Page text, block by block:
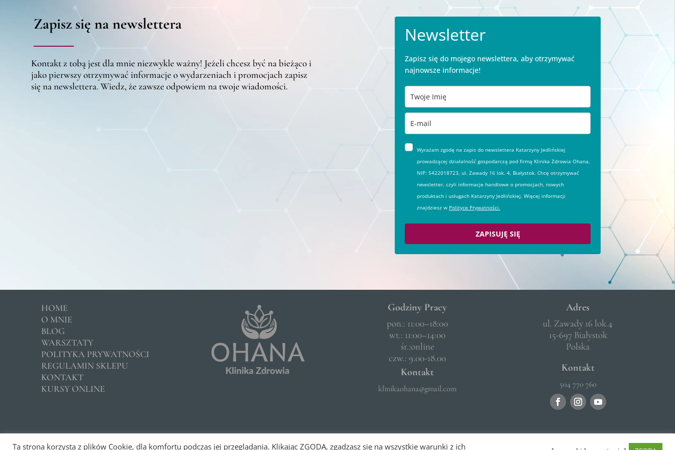
Zapisz się na newslettera
Kontakt z tobą jest dla mnie niezwykle ważny! Jeżeli chcesz być na bieżąco i
jako pierwszy otrzymywać informacje o wydarzeniach i promocjach zapisz
się na newslettera. Wiedz, że zawsze odpowiem na twoje wiadomości.
Newsletter
Zapisz się do mojego newslettera, aby otrzymywać
najnowsze informacje!
Wyrażam zgodę na zapis do newslettera Katarzyny Jedlińskiej
prowadzącej działalność gospodarczą pod firmą Klinika Zdrowia Ohana,
NIP: 5422018723, ul. Zawady 16 lok. 4, Białystok. Chcę otrzymywać
newsletter, czyli informacje handlowe o promocjach, nowych
produktach i usługach Katarzyny Jedlińskiej. Więcej informacji
znajdziesz w Polityce Prywatności.
ZAPISUJĘ SIĘ
HOME
O MNIE
BLOG
WARSZTATY
POLITYKA PRYWATNOŚCI
REGULAMIN SKLEPU
KONTAKT
KURSY ONLINE
Godziny Pracy
pon.: 11:00–18:00
wt.: 11:00–14:00
śr.:online
czw.: 9.00-18.00
Kontakt
klinikaohana@gmail.com
Adres
ul. Zawady 16 lok.4
15-697 Białystok
Polska
Kontakt
504 770 760
Copyright © 2026 –Klinika Ohana
Ta strona korzysta z plików Cookie, dla komfortu podczas jej przeglądania. Klikając ZGODA, zgadzasz się na wszystkie warunki z ich